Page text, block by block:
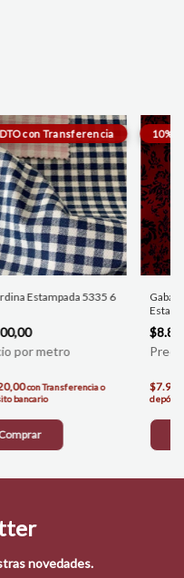
Estampada 5335 6
conTransferencia o
bancario
novedades.